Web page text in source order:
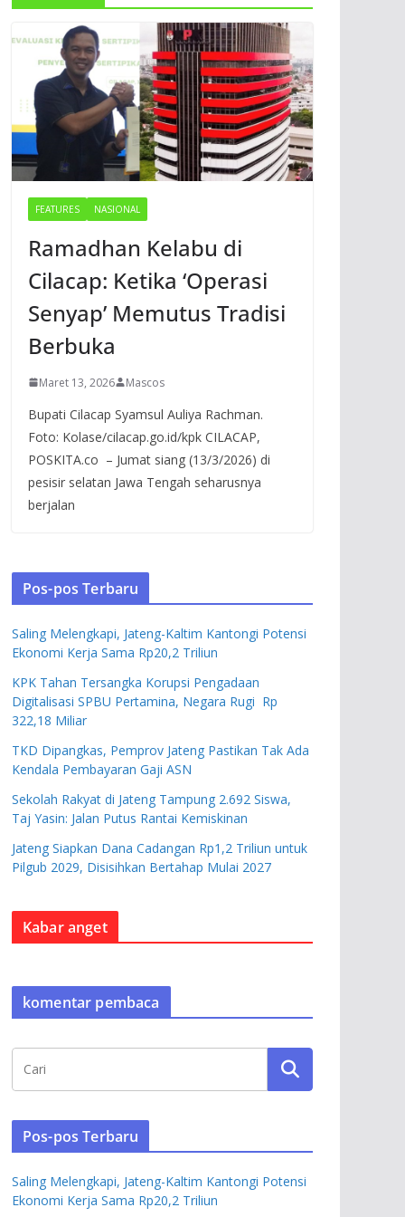
FEATURES NASIONAL
Ramadhan Kelabu di
Cilacap: Ketika ‘Operasi
Senyap’ Memutus Tradisi
Berbuka
Maret 13, 2026 Mascos
Bupati Cilacap Syamsul Auliya Rachman.
Foto: Kolase/cilacap.go.id/kpk CILACAP,
POSKITA.co – Jumat siang (13/3/2026) di
pesisir selatan Jawa Tengah seharusnya
berjalan
Pos-pos Terbaru
Saling Melengkapi, Jateng-Kaltim Kantongi Potensi
Ekonomi Kerja Sama Rp20,2 Triliun
KPK Tahan Tersangka Korupsi Pengadaan
Digitalisasi SPBU Pertamina, Negara Rugi Rp
322,18 Miliar
TKD Dipangkas, Pemprov Jateng Pastikan Tak Ada
Kendala Pembayaran Gaji ASN
Sekolah Rakyat di Jateng Tampung 2.692 Siswa,
Taj Yasin: Jalan Putus Rantai Kemiskinan
Jateng Siapkan Dana Cadangan Rp1,2 Triliun untuk
Pilgub 2029, Disisihkan Bertahap Mulai 2027
Kabar anget
komentar pembaca
Pos-pos Terbaru
Saling Melengkapi, Jateng-Kaltim Kantongi Potensi
Ekonomi Kerja Sama Rp20,2 Triliun